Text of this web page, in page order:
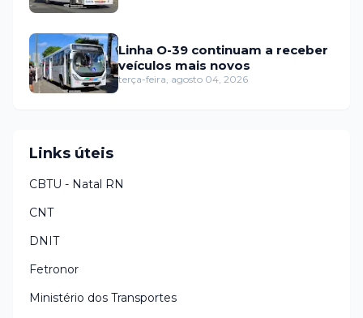
Linha O-39 continuam a receber
veículos mais novos
terça-feira, agosto 04, 2026
Links úteis
CBTU - Natal RN
CNT
DNIT
Fetronor
Ministério dos Transportes